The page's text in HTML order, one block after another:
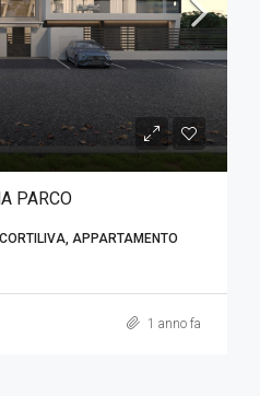
PARCO
APPARTAMENTO
1 anno fa